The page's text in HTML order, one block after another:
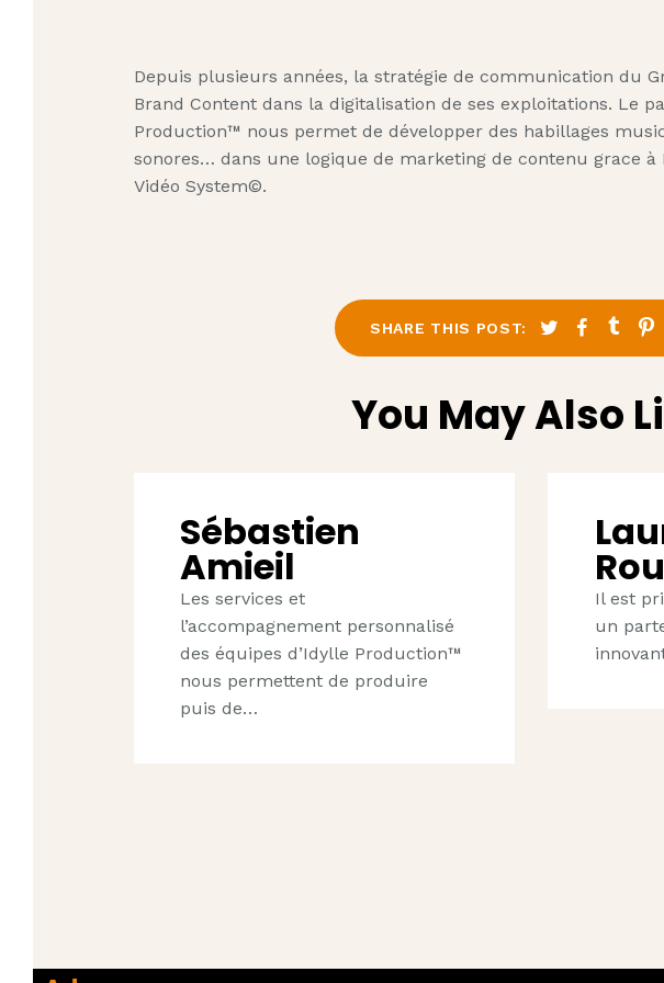
Depuis plusieurs années, la stratégie de communication du
Brand Content dans la digitalisation de ses exploitations. Le
Production™ nous permet de développer des habillages
sonores… dans une logique de marketing de contenu grace à
Vidéo System©.
SHARE THIS POST:
You May Also
Sébastien
Amieil
Les services et
l’accompagnement personnalisé
des équipes d’Idylle Production™
nous permettent de produire
puis de…
Il est
un